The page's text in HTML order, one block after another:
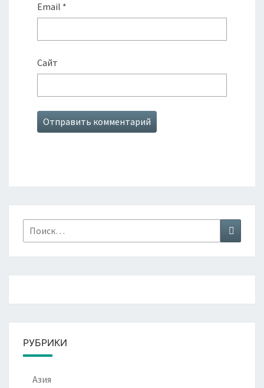
Email *
Сайт
Найти: Поиск
РУБРИКИ
Азия